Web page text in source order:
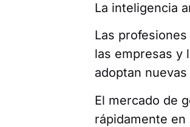
La inteligencia
Las
las empresas y
adoptan
El mercado de
rápidamente